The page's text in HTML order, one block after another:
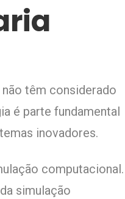
têm considerado
é parte fundamental
inovadores.
computacional.
simulação